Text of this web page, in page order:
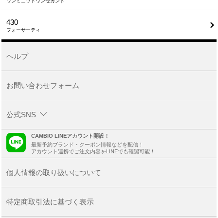
430
フォーサーティ
ヘルプ
お問い合わせフォーム
公式SNS
CAMBIO LINEアカウント開設！
最新予約ブランド・クーポン情報などを配信！
アカウント連携でご注文内容をLINEでも確認可能！
個人情報の取り扱いについて
特定商取引法に基づく表示